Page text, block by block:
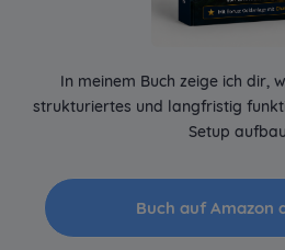
In meinem Buch zeige ich dir,
strukturiertes und langfristig
Setup
Buch auf Amazon